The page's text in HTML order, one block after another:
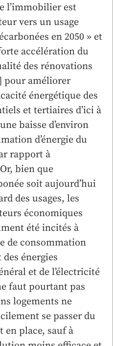
l’immobilier est
vers un usage
en 2050 » et
accélération du
des rénovations
pour améliorer
énergétique des
et tertiaires d’ici à
baisse d’environ
d’énergie du
rapport à
bien que
soit aujourd’hui
des usages, les
économiques
été incités à
de consommation
des énergies
et de l’électricité
faut pourtant pas
logements ne
se passer du
en place, sauf à